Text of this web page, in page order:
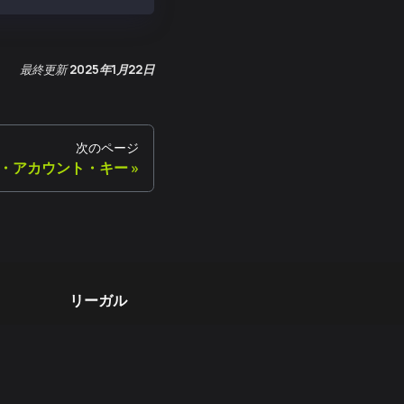
最終更新 2025年1月22日
次のページ
アカウント・キー
リーガル